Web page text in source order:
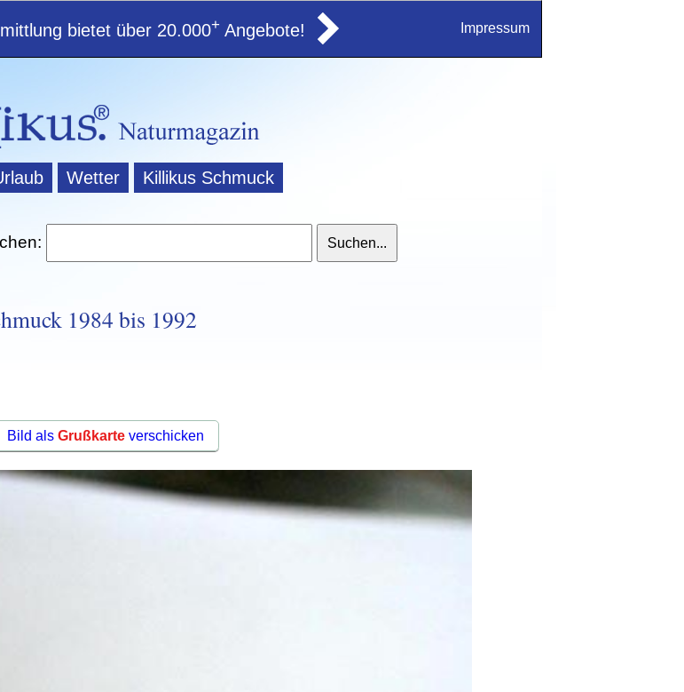
bietet über 20.000+ Angebote! Impressum
Wetter Killikus Schmuck
1984 bis 1992
Bild als Grußkarteverschicken